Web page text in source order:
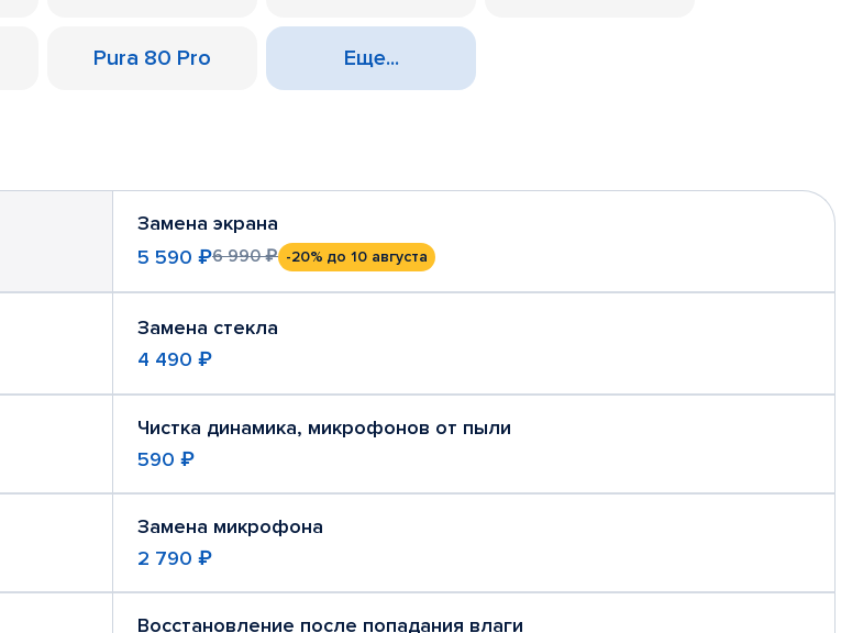
Pura 80 Pro Еще...
Замена экрана
5 590 ₽6 990 ₽ -20% до 10 августа
Замена стекла
4 490 ₽
Чистка динамика, микрофонов от пыли
590 ₽
Замена микрофона
2 790 ₽
Восстановление после попадания влаги